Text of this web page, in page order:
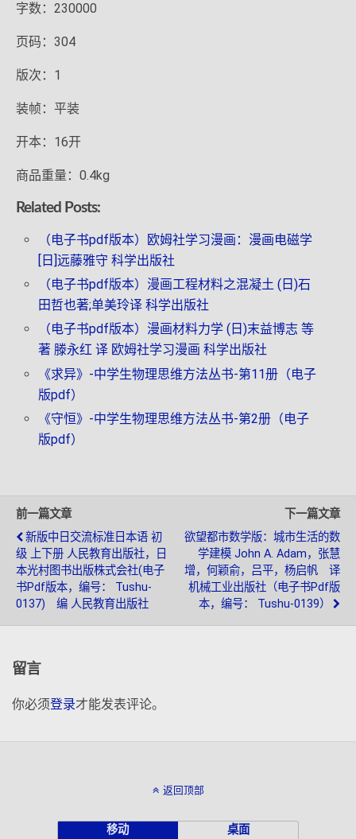
字数：230000
页码：304
版次：1
装帧：平装
开本：16开
商品重量：0.4kg
Related Posts:
（电子书pdf版本）欧姆社学习漫画：漫画电磁学
[日]远藤雅守 科学出版社
（电子书pdf版本）漫画工程材料之混凝土 (日)石
田哲也著;单美玲译 科学出版社
（电子书pdf版本）漫画材料力学 (日)末益博志 等
著 滕永红 译 欧姆社学习漫画 科学出版社
《求异》-中学生物理思维方法丛书-第11册（电子
版pdf）
《守恒》-中学生物理思维方法丛书-第2册（电子
版pdf）
前一篇文章
新版中日交流标准日本语 初
级 上下册 人民教育出版社，日
本光村图书出版株式会社(电子
书pdf版本，编号： Tushu-
0137) 编 人民教育出版社
下一篇文章
欲望都市数学版：城市生活的数
学建模 John A. Adam，张慧
增，何颖俞，吕平，杨启帆 译
机械工业出版社（电子书pdf版
本，编号： Tushu-0139）
留言
你必须登录才能发表评论。
返回顶部
移动 桌面